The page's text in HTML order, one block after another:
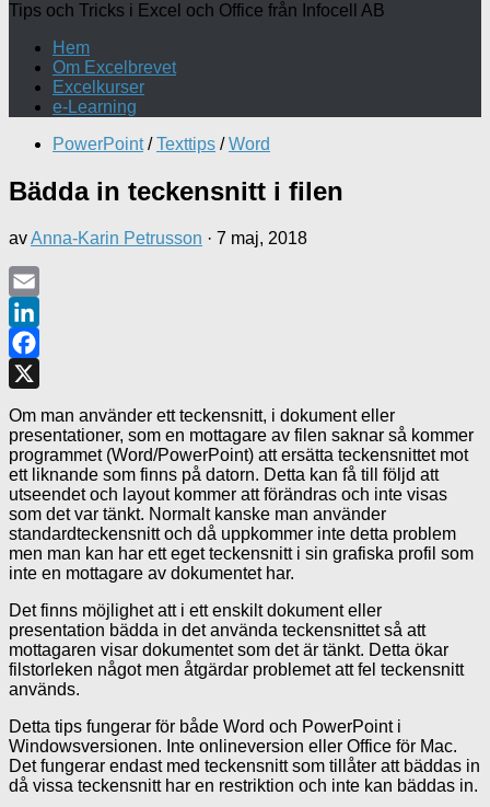
Tips och Tricks i Excel och Office från Infocell AB
Hem
Om Excelbrevet
Excelkurser
e-Learning
PowerPoint / Texttips / Word
Bädda in teckensnitt i filen
avAnna-Karin Petrusson · 7 maj, 2018
Email
LinkedIn
Facebook
Om man använder ett teckensnitt, i dokument eller
presentationer, som en mottagare av filen saknar så kommer
programmet (Word/PowerPoint) att ersätta teckensnittet mot
ett liknande som finns på datorn. Detta kan få till följd att
utseendet och layout kommer att förändras och inte visas
som det var tänkt. Normalt kanske man använder
standardteckensnitt och då uppkommer inte detta problem
men man kan har ett eget teckensnitt i sin grafiska profil som
inte en mottagare av dokumentet har.
Det finns möjlighet att i ett enskilt dokument eller
presentation bädda in det använda teckensnittet så att
mottagaren visar dokumentet som det är tänkt. Detta ökar
filstorleken något men åtgärdar problemet att fel teckensnitt
används.
Detta tips fungerar för både Word och PowerPoint i
Windowsversionen. Inte onlineversion eller Office för Mac.
Det fungerar endast med teckensnitt som tillåter att bäddas in
då vissa teckensnitt har en restriktion och inte kan bäddas in.